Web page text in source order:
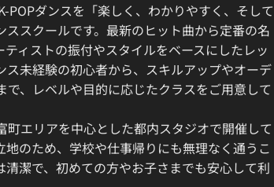
POPダンスを「楽しく、わかりやすく、そして
ススクールです。最新のヒット曲から定番の名
ティストの振付やスタイルをベースにしたレッ
ス未経験の初心者から、スキルアップやオーデ
で、レベルや目的に応じたクラスをご用意して
町エリアを中心とした都内スタジオで開催して
地のため、学校や仕事帰りにも無理なく通うこ
清潔で、初めての方やお子さまでも安心して利